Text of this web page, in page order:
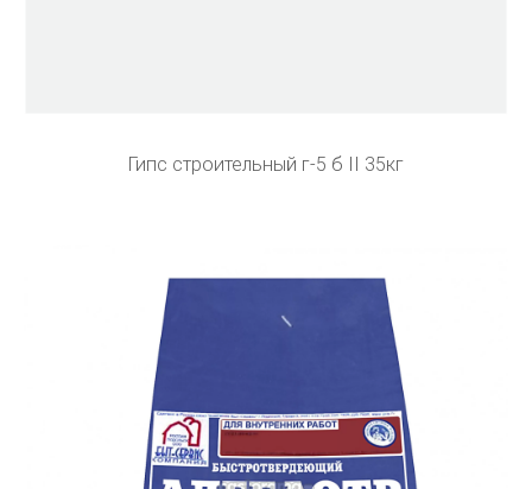
Гипс строительный г-5 б II 35кг